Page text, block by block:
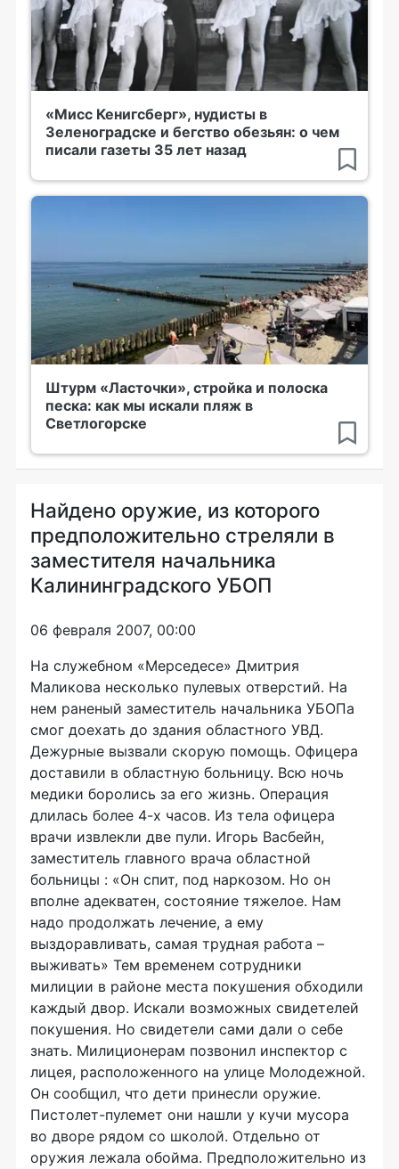
«Мисс Кенигсберг», нудисты в
Зеленоградске и бегство обезьян: о чем
писали газеты 35 лет назад
Штурм «Ласточки», стройка и полоска
песка: как мы искали пляж в
Светлогорске
Найдено оружие, из которого
предположительно стреляли в
заместителя начальника
Калининградского УБОП
06 февраля 2007, 00:00
На служебном «Мерседесе» Дмитрия
Маликова несколько пулевых отверстий. На
нем раненый заместитель начальника УБОПа
смог доехать до здания областного УВД.
Дежурные вызвали скорую помощь. Офицера
доставили в областную больницу. Всю ночь
медики боролись за его жизнь. Операция
длилась более 4-х часов. Из тела офицера
врачи извлекли две пули. Игорь Васбейн,
заместитель главного врача областной
больницы : «Он спит, под наркозом. Но он
вполне адекватен, состояние тяжелое. Нам
надо продолжать лечение, а ему
выздоравливать, самая трудная работа –
выживать» Тем временем сотрудники
милиции в районе места покушения обходили
каждый двор. Искали возможных свидетелей
покушения. Но свидетели сами дали о себе
знать. Милиционерам позвонил инспектор с
лицея, расположенного на улице Молодежной.
Он сообщил, что дети принесли оружие.
Пистолет-пулемет они нашли у кучи мусора
во дворе рядом со школой. Отдельно от
оружия лежала обойма. Предположительно из